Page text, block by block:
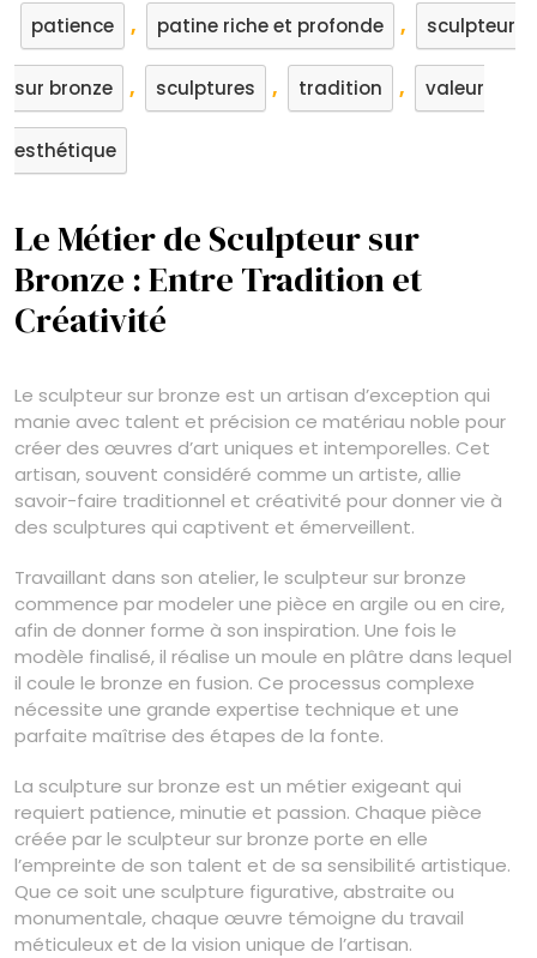
patience , patine riche et profonde , sculpteur
sur bronze , sculptures , tradition , valeur
esthétique
Le Métier de Sculpteur sur
Bronze : Entre Tradition et
Créativité
Le sculpteur sur bronze est un artisan d’exception qui
manie avec talent et précision ce matériau noble pour
créer des œuvres d’art uniques et intemporelles. Cet
artisan, souvent considéré comme un artiste, allie
savoir-faire traditionnel et créativité pour donner vie à
des sculptures qui captivent et émerveillent.
Travaillant dans son atelier, le sculpteur sur bronze
commence par modeler une pièce en argile ou en cire,
afin de donner forme à son inspiration. Une fois le
modèle finalisé, il réalise un moule en plâtre dans lequel
il coule le bronze en fusion. Ce processus complexe
nécessite une grande expertise technique et une
parfaite maîtrise des étapes de la fonte.
La sculpture sur bronze est un métier exigeant qui
requiert patience, minutie et passion. Chaque pièce
créée par le sculpteur sur bronze porte en elle
l’empreinte de son talent et de sa sensibilité artistique.
Que ce soit une sculpture figurative, abstraite ou
monumentale, chaque œuvre témoigne du travail
méticuleux et de la vision unique de l’artisan.